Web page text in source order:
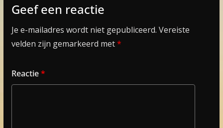
Geef een reactie
Je e-mailadres wordt niet gepubliceerd. Vereiste
velden zijn gemarkeerd met*
Reactie*